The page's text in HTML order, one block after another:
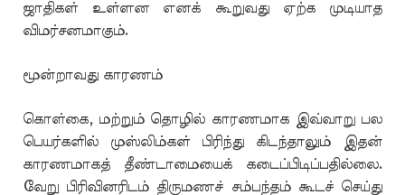
ஜாதிகள் உள்ளன எனக் கூறுவது ஏற்க முடியாத
விமர்சனமாகும்.
மூன்றாவது காரணம்
கொள்கை, மற்றும் தொழில் காரணமாக இவ்வாறு பல
பெயர்களில் முஸ்லிம்கள் பிரிந்து கிடந்தாலும் இதன்
காரணமாகத் தீண்டாமையைக் கடைப்பிடிப்பதில்லை.
வேறு பிரிவினரிடம் திருமணச் சம்பந்தம் கூடச் செய்து